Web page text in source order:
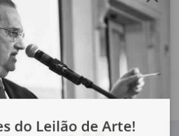
do Leilão de Arte!